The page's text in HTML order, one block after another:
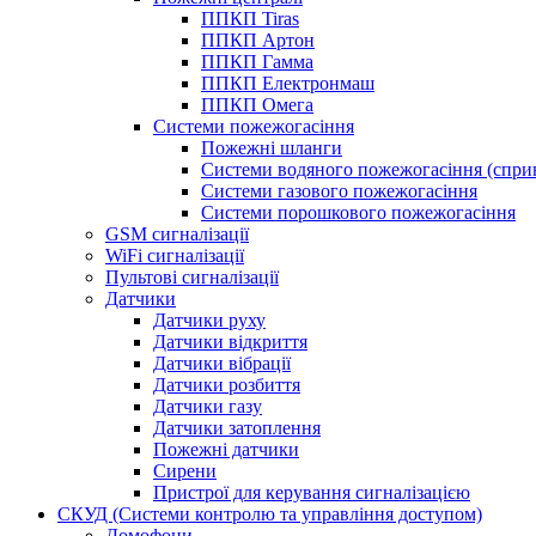
ППКП Tiras
ППКП Артон
ППКП Гамма
ППКП Електронмаш
ППКП Омега
Системи пожежогасіння
Пожежні шланги
Системи водяного пожежогасіння
Системи газового пожежогасіння
Системи порошкового пожежогасіння
GSM сигналізації
WiFi сигналізації
Пультові сигналізації
Датчики
Датчики руху
Датчики відкриття
Датчики вібрації
Датчики розбиття
Датчики газу
Датчики затоплення
Пожежні датчики
Сирени
Пристрої для керування сигналізацією
СКУД (Системи контролю та управління доступом)